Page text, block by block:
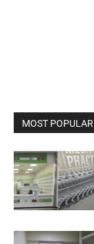
MOST POPULAR